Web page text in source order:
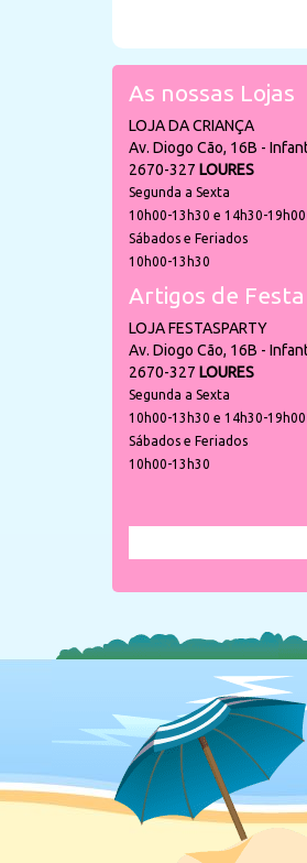
As nossas Lojas
LOJA DA CRIANÇA
Av. Diogo Cão, 16B -
2670-327 LOURES
Segunda a Sexta
10h00-13h30 e 14h30-19h00
Sábados e Feriados
10h00-13h30
Artigos de Festa
LOJA FESTASPARTY
Av. Diogo Cão, 16B -
2670-327 LOURES
Segunda a Sexta
10h00-13h30 e 14h30-19h00
Sábados e Feriados
10h00-13h30